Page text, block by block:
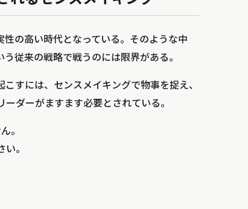
の高い時代となっている。そのような中
従来の戦略で戦うのには限界がある。
すには、センスメイキングで物事を捉え、
ダーがますます必要とされている。
。
。